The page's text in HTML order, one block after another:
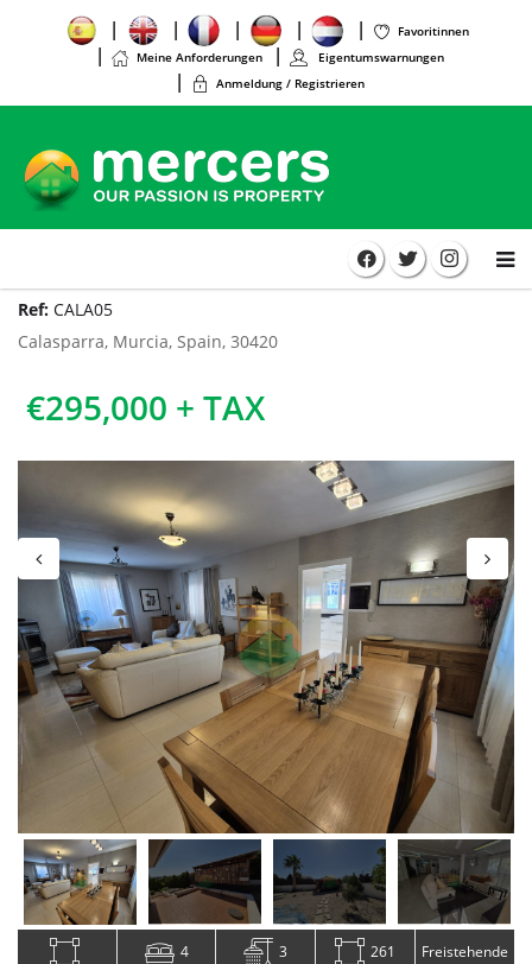
Favoritinnen
Meine Anforderungen
Eigentumswarnungen
Anmeldung / Registrieren
Ref: CALA05
Calasparra, Murcia, Spain, 30420
€295,000 + TAX
4 3 261 Freistehende